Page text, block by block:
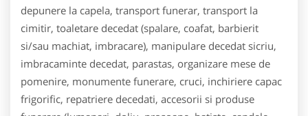
depunere la capela, transport funerar, transport la
cimitir, toaletare decedat (spalare, coafat, barbierit
si/sau machiat, imbracare), manipulare decedat sicriu,
imbracaminte decedat, parastas, organizare mese de
pomenire, monumente funerare, cruci, inchiriere capac
frigorific, repatriere decedati, accesorii si produse